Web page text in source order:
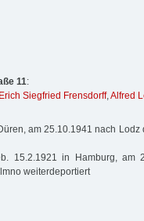
11:
Erich Siegfried Frensdorff,Alfred
am 25.10.1941 nach Lodz
15.2.1921 in Hamburg, am
weiterdeportiert